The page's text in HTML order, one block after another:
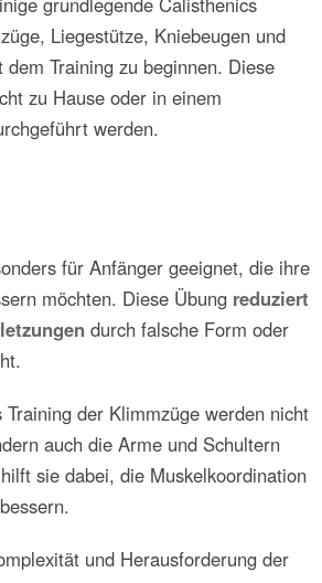
Liegestütze, Kniebeugen und
Training zu beginnen. Diese
zu Hause oder in einem
werden.
für Anfänger geeignet, die ihre
möchten. Diese Übung reduziert
durch falsche Form oder
der Klimmzüge werden nicht
auch die Arme und Schultern
sie dabei, die Muskelkoordination
und Herausforderung der